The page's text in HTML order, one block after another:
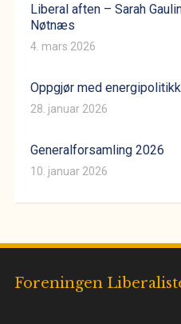
Liberal aften – Sarah
Nøtnæs
4. mars 2026
Oppgjør med
28. januar 2026
Generalforsamling 2026
10. januar 2026
Foreningen